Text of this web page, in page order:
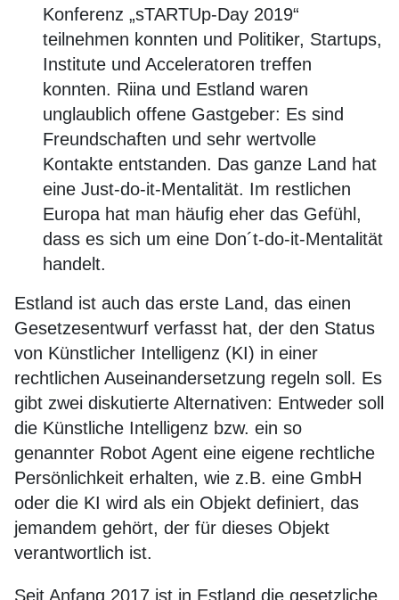
Konferenz „sTARTUp-Day 2019“
teilnehmen konnten und Politiker, Startups,
Institute und Acceleratoren treffen
konnten. Riina und Estland waren
unglaublich offene Gastgeber: Es sind
Freundschaften und sehr wertvolle
Kontakte entstanden. Das ganze Land hat
eine Just-do-it-Mentalität. Im restlichen
Europa hat man häufig eher das Gefühl,
dass es sich um eine Don´t-do-it-Mentalität
handelt.
Estland ist auch das erste Land, das einen
Gesetzesentwurf verfasst hat, der den Status
von Künstlicher Intelligenz (KI) in einer
rechtlichen Auseinandersetzung regeln soll. Es
gibt zwei diskutierte Alternativen: Entweder soll
die Künstliche Intelligenz bzw. ein so
genannter Robot Agent eine eigene rechtliche
Persönlichkeit erhalten, wie z.B. eine GmbH
oder die KI wird als ein Objekt definiert, das
jemandem gehört, der für dieses Objekt
verantwortlich ist.
Seit Anfang 2017 ist in Estland die gesetzliche